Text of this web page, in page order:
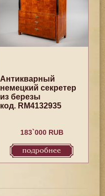
Антикварный
немецкий секретер
из березы
код. RM4132935
183`000 RUB
подробнее